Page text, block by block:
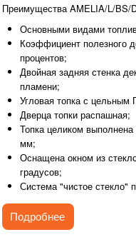
Преимущества AMELIA/L/BS/
Основными видами
Коэффициент полезного
процентов;
Двойная задняя стенка
пламени;
Угловая топка с цельным
Дверца топки распашная;
Топка целиком
мм;
Оснащена окном из
градусов;
Система "чистое стекло"
пламенем;
Удобная съемная ручка на
снимается во время
Подробнее